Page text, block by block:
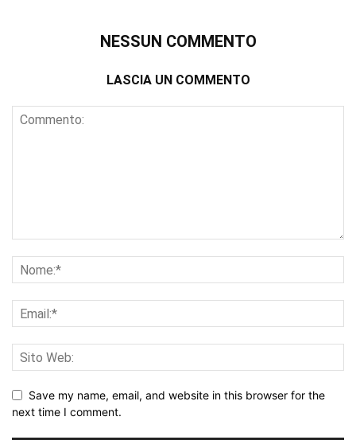
NESSUN COMMENTO
LASCIA UN COMMENTO
Save my name, email, and website in this browser for the
next time I comment.